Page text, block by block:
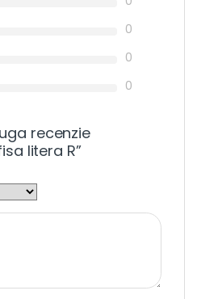
0
0
0
recenzie
litera R”